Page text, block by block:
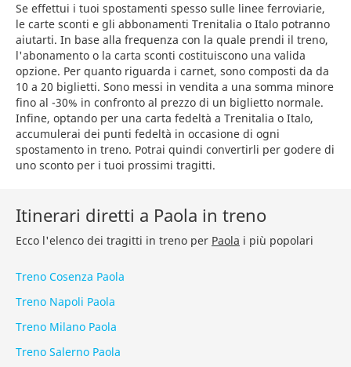
Se effettui i tuoi spostamenti spesso sulle linee ferroviarie,
le carte sconti e gli abbonamenti Trenitalia o Italo potranno
aiutarti. In base alla frequenza con la quale prendi il treno,
l'abonamento o la carta sconti costituiscono una valida
opzione. Per quanto riguarda i carnet, sono composti da da
10 a 20 biglietti. Sono messi in vendita a una somma minore
fino al -30% in confronto al prezzo di un biglietto normale.
Infine, optando per una carta fedeltà a Trenitalia o Italo,
accumulerai dei punti fedeltà in occasione di ogni
spostamento in treno. Potrai quindi convertirli per godere di
uno sconto per i tuoi prossimi tragitti.
Itinerari diretti a Paola in treno
Ecco l'elenco dei tragitti in treno per Paola i più popolari
Treno Cosenza Paola
Treno Napoli Paola
Treno Milano Paola
Treno Salerno Paola